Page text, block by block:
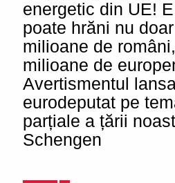
energetic din UE!
poate hrăni nu
milioane de
milioane de
Avertismentul
eurodeputat pe
parțiale a țării
Schengen